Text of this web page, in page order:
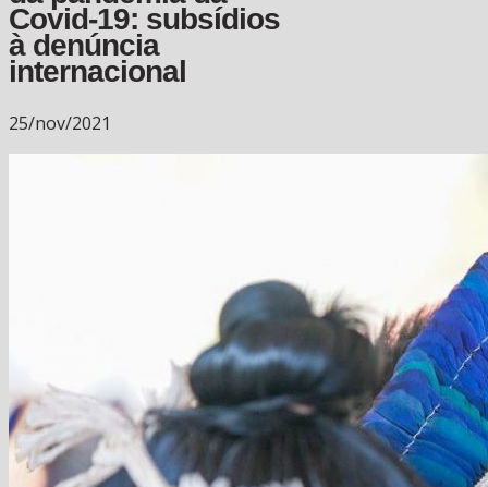
Covid-19: subsídios
à denúncia
internacional
25/nov/2021